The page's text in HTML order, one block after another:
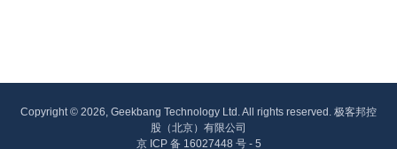
Copyright © 2026, Geekbang Technology Ltd. All rights reserved. 极客邦控
股（北京）有限公司
京 ICP 备 16027448 号 - 5